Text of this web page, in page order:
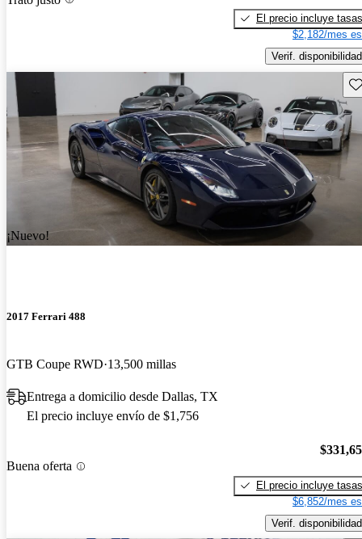
El precio incluye tasas
$2,182/mes
Verif. disponibilidad
¡Nuevo!
2017 Ferrari 488
GTB Coupe RWD 13,500 millas
Entrega a domicilio desde Dallas, TX
El precio incluye envío de $1,756
Buena oferta
El precio incluye tasas
$6,852/mes
Verif. disponibilidad